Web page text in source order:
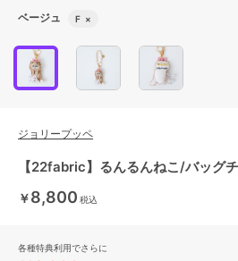
ベージュ F ×
ジョリープッペ
【22fabric】るんるんねこ/バッグ
￥8,800 税込
各種特典利用でさらに